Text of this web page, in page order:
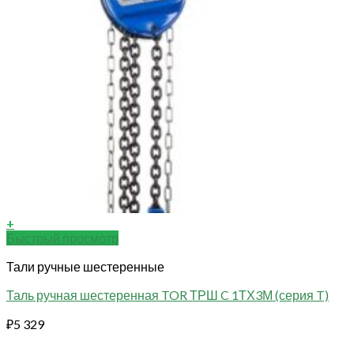
+
Быстрый просмотр
Тали ручные шестеренные
Таль ручная шестеренная TOR ТРШ C 1ТХ3М (серия T)
₽5 329